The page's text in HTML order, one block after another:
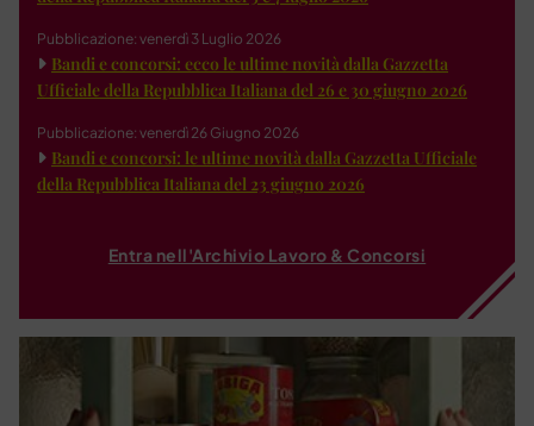
Pubblicazione: venerdì 3 Luglio 2026
Bandi e concorsi: ecco le ultime novità dalla Gazzetta
Ufficiale della Repubblica Italiana del 26 e 30 giugno 2026
Pubblicazione: venerdì 26 Giugno 2026
Bandi e concorsi: le ultime novità dalla Gazzetta Ufficiale
della Repubblica Italiana del 23 giugno 2026
Entra nell'Archivio Lavoro & Concorsi